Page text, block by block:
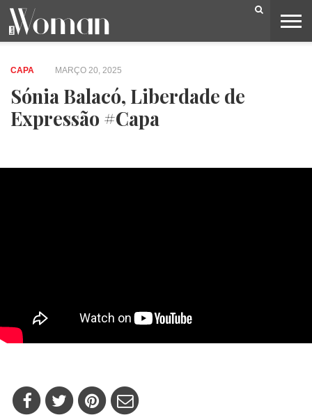
BELEZA
CAPA
LIFESTYLE
MODA
OPINIÃO
PESSOAS
SOCIEDADE
VIDEOS
CAPA MARÇO 20, 2025
Sónia Balacó, Liberdade de
Expressão #Capa